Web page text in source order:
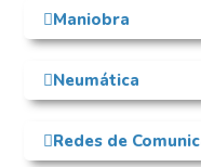
Maniobra
Neumática
Redes de